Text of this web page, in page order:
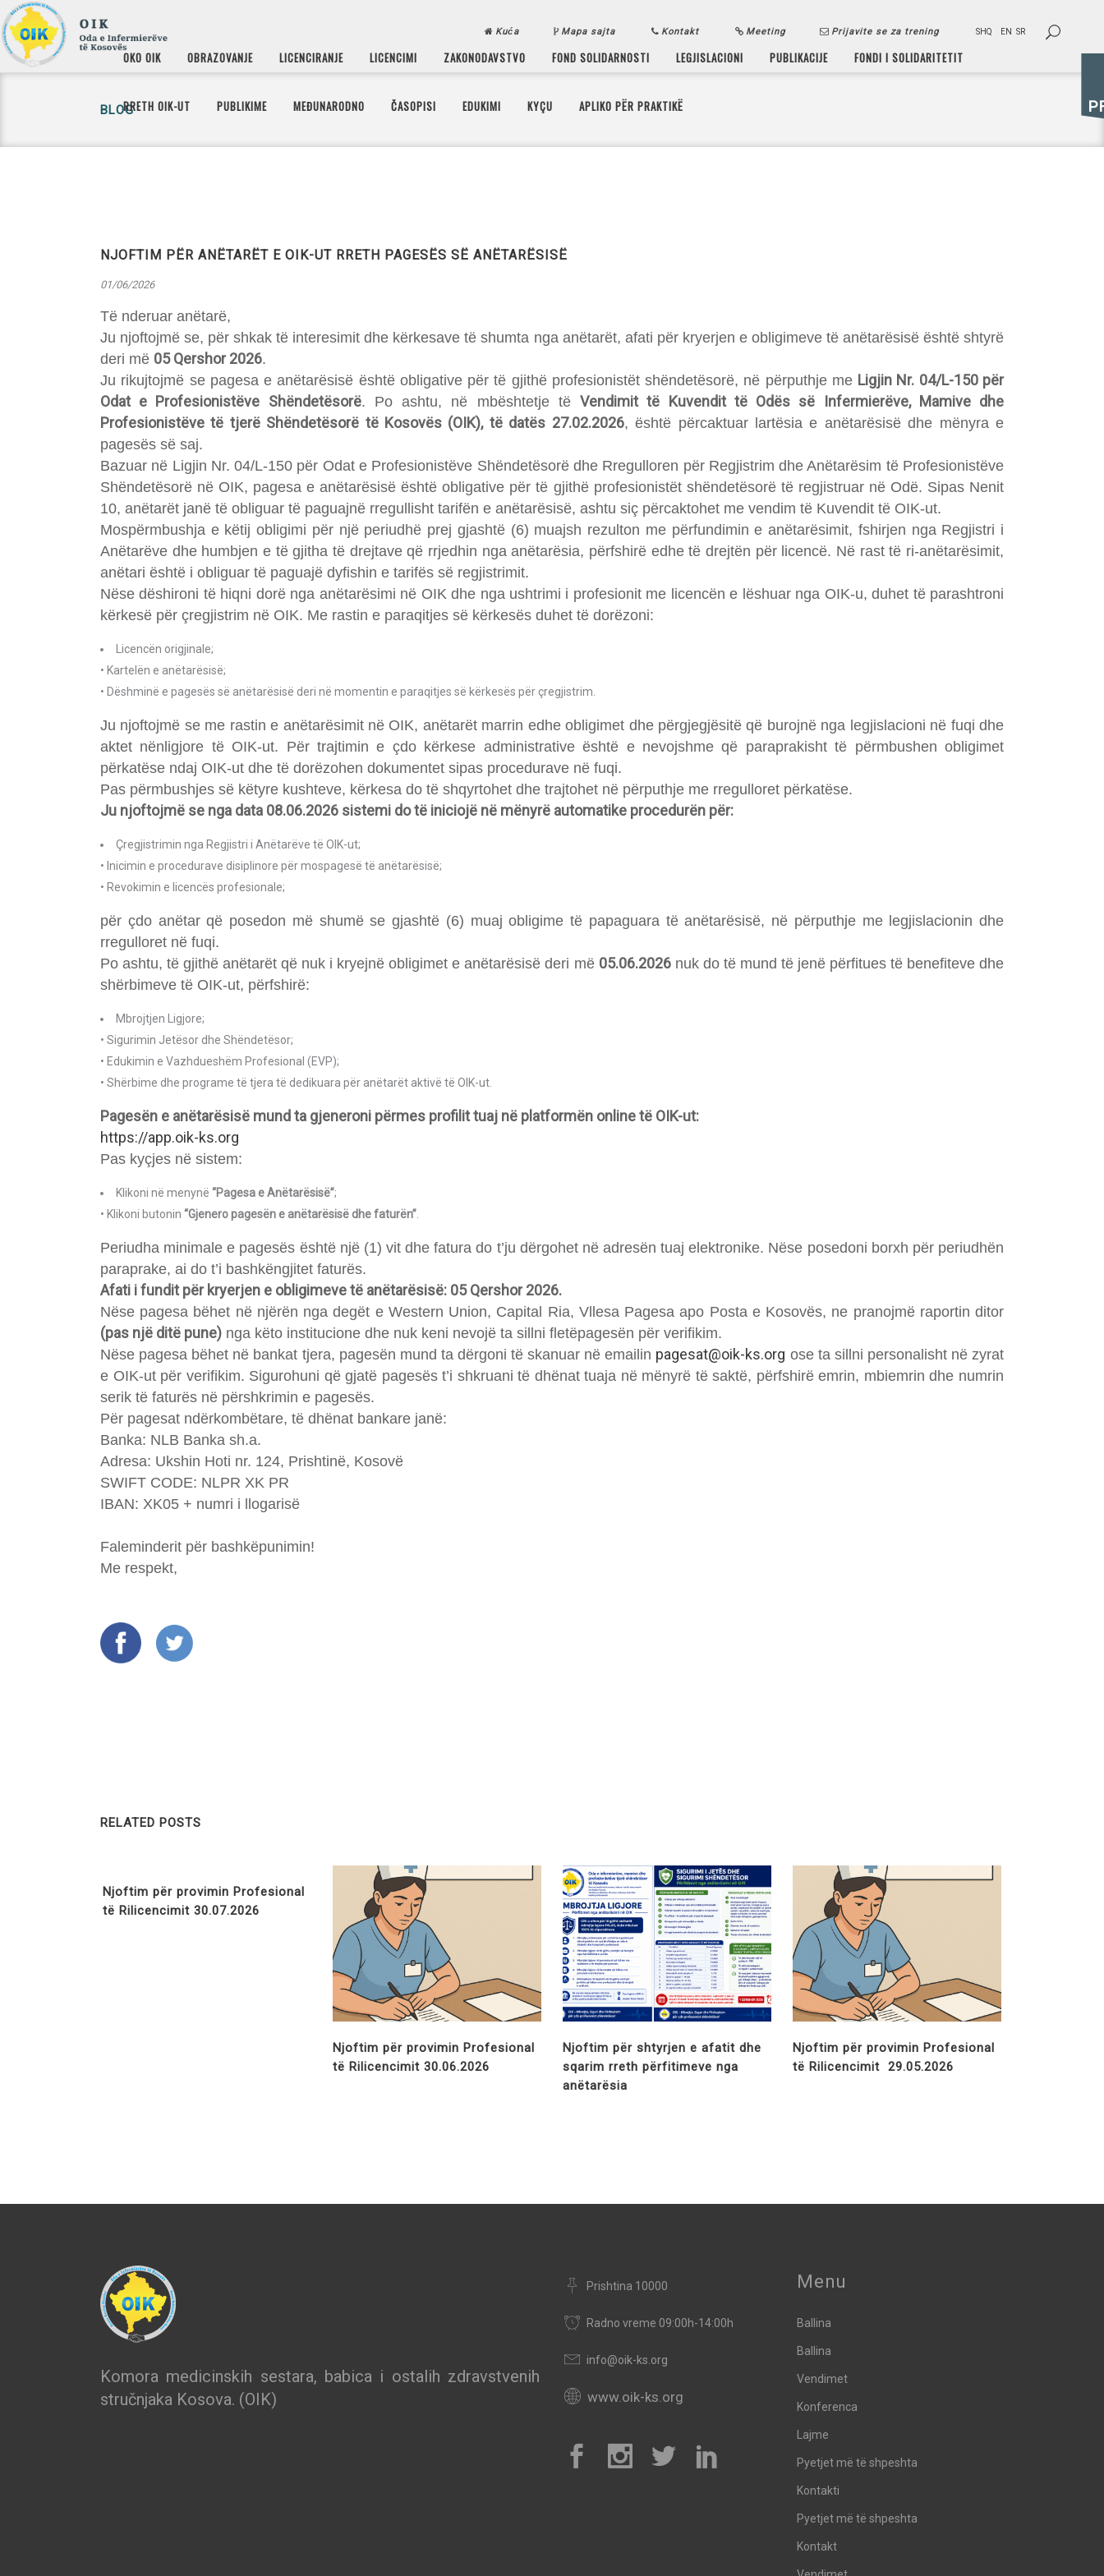
Kuća Mapa sajta Kontakt Meeting Prijavite se za trening SHQ EN SR
OKO OIK OBRAZOVANJE LICENCIRANJE LICENCIMI ZAKONODAVSTVO FOND SOLIDARNOSTI LEGJISLACIONI PUBLIKACIJE FONDI I SOLIDARITETIT
RRETH OIK-UT PUBLIKIME MEĐUNARODNO ČASOPISI EDUKIMI KYÇU APLIKO PËR PRAKTIKË
BLOG
NJOFTIM PËR ANËTARËT E OIK-UT RRETH PAGESËS SË ANËTARËSISË
01/06/2026
Të nderuar anëtarë,
Ju njoftojmë se, për shkak të interesimit dhe kërkesave të shumta nga anëtarët, afati për kryerjen e obligimeve të anëtarësisë është shtyrë
deri më 05 Qershor 2026.
Ju rikujtojmë se pagesa e anëtarësisë është obligative për të gjithë profesionistët shëndetësorë, në përputhje me Ligjin Nr. 04/L-150 për
Odat e Profesionistëve Shëndetësorë. Po ashtu, në mbështetje tëVendimit të Kuvendit të Odës së Infermierëve, Mamive dhe
Profesionistëve të tjerë Shëndetësorë të Kosovës (OIK), të datës 27.02.2026, është përcaktuar lartësia e anëtarësisë dhe mënyra e
pagesës së saj.
Bazuar në Ligjin Nr. 04/L-150 për Odat e Profesionistëve Shëndetësorë dhe Rregulloren për Regjistrim dhe Anëtarësim të Profesionistëve
Shëndetësorë në OIK, pagesa e anëtarësisë është obligative për të gjithë profesionistët shëndetësorë të regjistruar në Odë. Sipas Nenit
10, anëtarët janë të obliguar të paguajnë rregullisht tarifën e anëtarësisë, ashtu siç përcaktohet me vendim të Kuvendit të OIK-ut.
Mospërmbushja e këtij obligimi për një periudhë prej gjashtë (6) muajsh rezulton me përfundimin e anëtarësimit, fshirjen nga Regjistri i
Anëtarëve dhe humbjen e të gjitha të drejtave që rrjedhin nga anëtarësia, përfshirë edhe të drejtën për licencë. Në rast të ri-anëtarësimit,
anëtari është i obliguar të paguajë dyfishin e tarifës së regjistrimit.
Nëse dëshironi të hiqni dorë nga anëtarësimi në OIK dhe nga ushtrimi i profesionit me licencën e lëshuar nga OIK-u, duhet të parashtroni
kërkesë për çregjistrim në OIK. Me rastin e paraqitjes së kërkesës duhet të dorëzoni:
Licencën origjinale;
• Kartelën e anëtarësisë;
• Dëshminë e pagesës së anëtarësisë deri në momentin e paraqitjes së kërkesës për çregjistrim.
Ju njoftojmë se me rastin e anëtarësimit në OIK, anëtarët marrin edhe obligimet dhe përgjegjësitë që burojnë nga legjislacioni në fuqi dhe
aktet nënligjore të OIK-ut. Për trajtimin e çdo kërkese administrative është e nevojshme që paraprakisht të përmbushen obligimet
përkatëse ndaj OIK-ut dhe të dorëzohen dokumentet sipas procedurave në fuqi.
Pas përmbushjes së këtyre kushteve, kërkesa do të shqyrtohet dhe trajtohet në përputhje me rregulloret përkatëse.
Ju njoftojmë se nga data 08.06.2026 sistemi do të iniciojë në mënyrë automatike procedurën për:
Çregjistrimin nga Regjistri i Anëtarëve të OIK-ut;
• Inicimin e procedurave disiplinore për mospagesë të anëtarësisë;
• Revokimin e licencës profesionale;
për çdo anëtar që posedon më shumë se gjashtë (6) muaj obligime të papaguara të anëtarësisë, në përputhje me legjislacionin dhe
rregulloret në fuqi.
Po ashtu, të gjithë anëtarët që nuk i kryejnë obligimet e anëtarësisë deri më 05.06.2026nuk do të mund të jenë përfitues të benefiteve dhe
shërbimeve të OIK-ut, përfshirë:
Mbrojtjen Ligjore;
• Sigurimin Jetësor dhe Shëndetësor;
• Edukimin e Vazhdueshëm Profesional (EVP);
• Shërbime dhe programe të tjera të dedikuara për anëtarët aktivë të OIK-ut.
Pagesën e anëtarësisë mund ta gjeneroni përmes profilit tuaj në platformën online të OIK-ut:
https://app.oik-ks.org
Pas kyçjes në sistem:
Klikoni në menynë “Pagesa e Anëtarësisë”;
• Klikoni butonin “Gjenero pagesën e anëtarësisë dhe faturën”
Periudha minimale e pagesës është një (1) vit dhe fatura do t’ju dërgohet në adresën tuaj elektronike. Nëse posedoni borxh për periudhën
paraprake, ai do t’i bashkëngjitet faturës.
Afati i fundit për kryerjen e obligimeve të anëtarësisë: 05 Qershor 2026.
Nëse pagesa bëhet në njërën nga degët e Western Union, Capital Ria, Vllesa Pagesa apo Posta e Kosovës, ne pranojmë raportin ditor
(pas një ditë pune) nga këto institucione dhe nuk keni nevojë ta sillni fletëpagesën për verifikim.
Nëse pagesa bëhet në bankat tjera, pagesën mund ta dërgoni të skanuar në emailin pagesat@oik-ks.org ose ta sillni personalisht në zyrat
e OIK-ut për verifikim. Sigurohuni që gjatë pagesës t’i shkruani të dhënat tuaja në mënyrë të saktë, përfshirë emrin, mbiemrin dhe numrin
serik të faturës në përshkrimin e pagesës.
Për pagesat ndërkombëtare, të dhënat bankare janë:
Banka: NLB Banka sh.a.
Adresa: Ukshin Hoti nr. 124, Prishtinë, Kosovë
SWIFT CODE: NLPR XK PR
IBAN: XK05 + numri i llogarisë
Faleminderit për bashkëpunimin!
Me respekt,
RELATED POSTS
Njoftim për provimin Profesional
të Rilicencimit 30.07.2026
Njoftim për provimin Profesional
të Rilicencimit 30.06.2026
Njoftim për shtyrjen e afatit dhe
sqarim rreth përfitimeve nga
anëtarësia
Njoftim për provimin Profesional
të Rilicencimit 29.05.2026
Komora medicinskih sestara, babica i ostalih zdravstvenih
stručnjaka Kosova. (OIK)
Prishtina 10000
Radno vreme 09:00h-14:00h
info@oik-ks.org
www.oik-ks.org
Menu
Ballina
Ballina
Vendimet
Konferenca
Lajme
Pyetjet më të shpeshta
Kontakti
Pyetjet më të shpeshta
Kontakt